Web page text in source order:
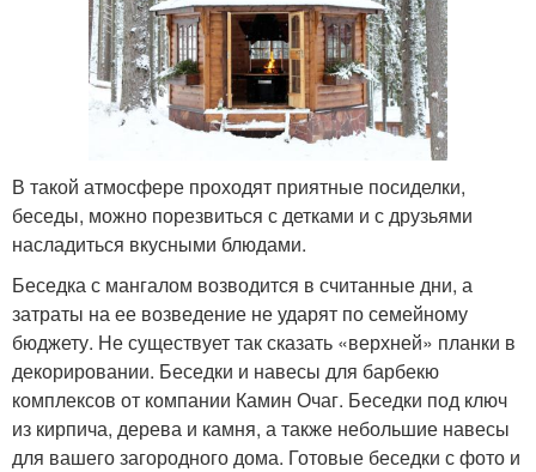
В такой атмосфере проходят приятные посиделки,
беседы, можно порезвиться с детками и с друзьями
насладиться вкусными блюдами.
Беседка с мангалом возводится в считанные дни, а
затраты на ее возведение не ударят по семейному
бюджету. Не существует так сказать «верхней» планки в
декорировании. Беседки и навесы для барбекю
комплексов от компании Камин Очаг. Беседки под ключ
из кирпича, дерева и камня, а также небольшие навесы
для вашего загородного дома. Готовые беседки с фото и